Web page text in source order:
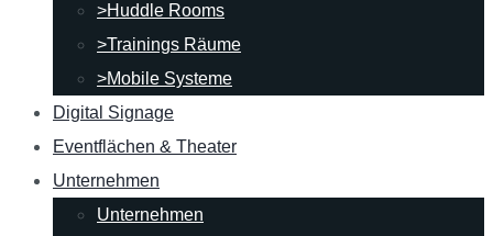
>Huddle Rooms
>Trainings Räume
>Mobile Systeme
Digital Signage
Eventflächen & Theater
Unternehmen
Unternehmen